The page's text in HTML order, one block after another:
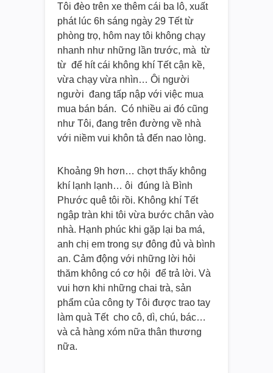
Tôi đèo trên xe thêm cái ba lô, xuất
phát lúc 6h sáng ngày 29 Tết từ
phòng trọ, hôm nay tôi không chạy
nhanh như những lần trước, mà từ
từ để hít cái không khí Tết cận kề,
vừa chạy vừa nhìn… Ôi người
người đang tấp nập với việc mua
mua bán bán. Có nhiều ai đó cũng
như Tôi, đang trên đường về nhà
với niềm vui khôn tả đến nao lòng.
Khoảng 9h hơn… chợt thấy không
khí lạnh lạnh… ôi đúng là Bình
Phước quê tôi rồi. Không khí Tết
ngập tràn khi tôi vừa bước chân vào
nhà. Hạnh phúc khi gặp lại ba má,
anh chị em trong sự đông đủ và bình
an. Cảm động với những lời hỏi
thăm không có cơ hội để trả lời. Và
vui hơn khi những chai trà, sản
phẩm của công ty Tôi được trao tay
làm quà Tết cho cô, dì, chú, bác…
và cả hàng xóm nữa thân thương
nữa.